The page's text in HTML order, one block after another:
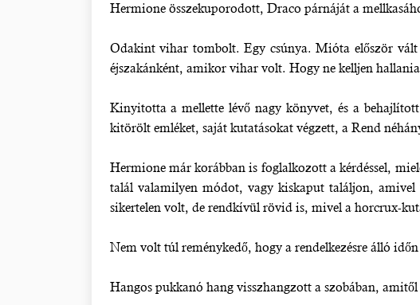
Hermione összekuporodott, Draco párnáját a
Odakint vihar tombolt. Egy csúnya. Mióta először vált
éjszakánként, amikor vihar volt. Hogy ne kelljen
Kinyitotta a mellette lévő nagy könyvet, és a
kitörölt emléket, saját kutatásokat végzett, a Rend
Hermione már korábban is foglalkozott a kérdéssel,
talál valamilyen módot, vagy kiskaput találjon,
sikertelen volt, de rendkívül rövid is, mivel a horcrux-
Nem volt túl reménykedő, hogy a rendelkezésre álló
Hangos pukkanó hang visszhangzott a szobában,